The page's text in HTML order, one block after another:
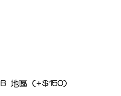
B 地區 (+$150)